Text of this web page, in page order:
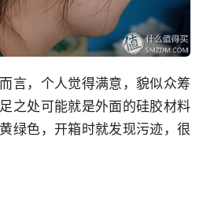
言，个人觉得满意，貌似众筹
之处可能就是外面的硅胶材料
绿色，开箱时就发现污迹，很